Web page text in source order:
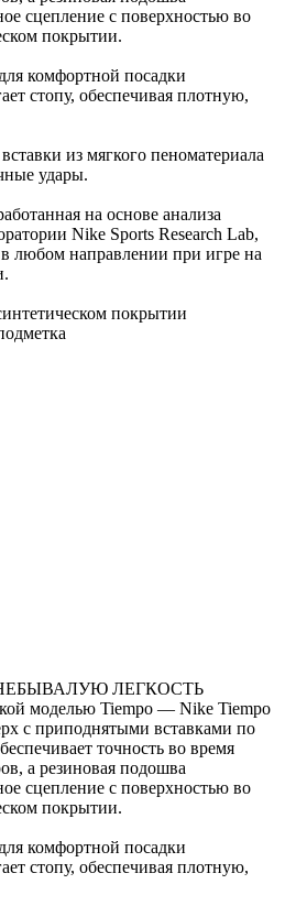
сцепление с поверхностью во
покрытии.
комфортной посадки
стопу, обеспечивая плотную,
из мягкого пеноматериала
удары.
на основе анализа
Nike Sports Research Lab,
любом направлении при игре на
покрытии
ЛЕГКОСТЬ
моделью Tiempo — Nike Tiempo
с приподнятыми вставками по
точность во время
а резиновая подошва
сцепление с поверхностью во
покрытии.
комфортной посадки
стопу, обеспечивая плотную,